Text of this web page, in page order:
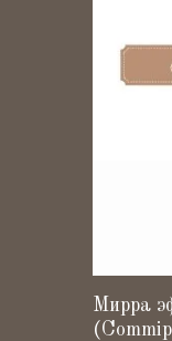
Для ногтей
Мирра